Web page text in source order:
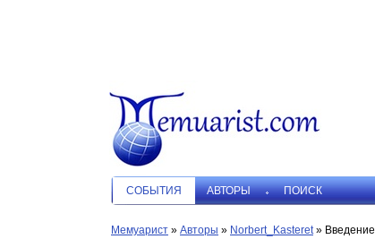
СОБЫТИЯ АВТОРЫ ПОИСК
Мемуарист » Авторы » Norbert_Kasteret» Введение